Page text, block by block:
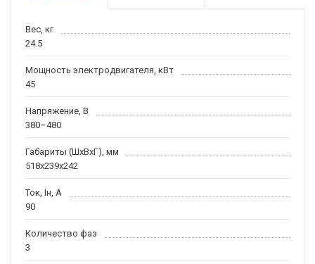
Вес, кг
24.5
Мощность электродвигателя, кВт
45
Напряжение, В
380–480
Габариты (ШхВхГ), мм
518x239x242
Ток, Iн, А
90
Количество фаз
3